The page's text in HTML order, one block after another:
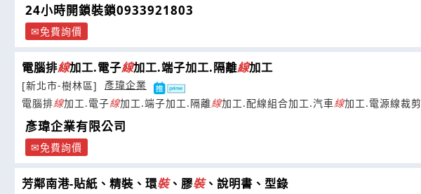
24小時開鎖裝鎖0933921803
免費詢價
電腦排線加工.電子線加工.端子加工.隔離線加工
[新北市-樹林區]
彥瑋企業
電腦排線加工.電子線加工.端子加工.隔離線加工.配線組合加工.汽車線加工.電源線裁剪
彥瑋企業有限公司
免費詢價
芳鄰南港-貼紙、精裝、環裝、膠裝、說明書、型錄